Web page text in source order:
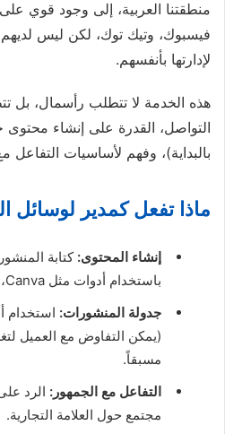
منطقتنا العربية، إلى وجود قوي
فيسبوك، وتيك توك، لكن ليس لديهم
لإدارتها بأنفسهم.
هذه الخدمة لا تتطلب رأسمال، بل
التواصل، القدرة على إنشاء
بالبداية)، وفهم لأساسيات التفاعل
ماذا تفعل كمدير لوسائل
إنشاء المحتوى: كتابة
باستخدام أدوات مثل Canva، أو إنشاء مقاطع فيديو قصيرة.
جدولة المنشورات: استخدام
(يمكن التفاوض مع العميل
مسبقاً.
التفاعل مع الجمهور: الرد
مجتمع حول العلامة التجارية.